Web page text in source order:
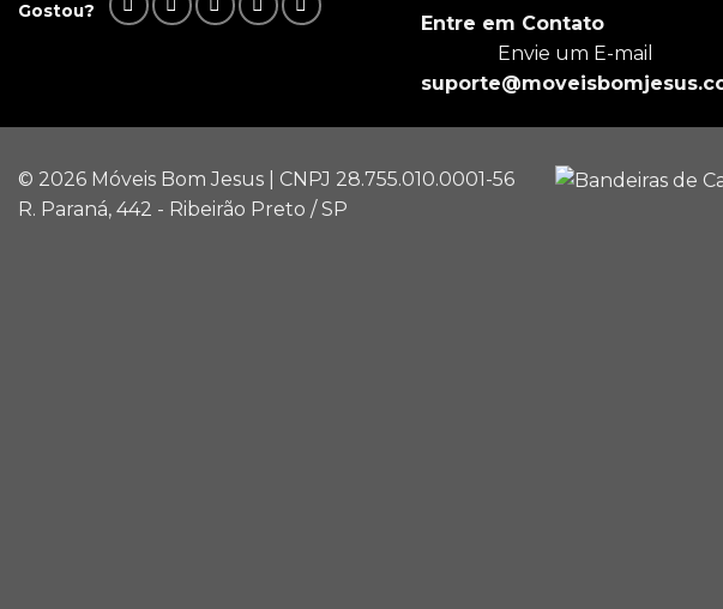
Gostou?
Entre em Contato
Envie um E-mail
© 2026 Móveis Bom Jesus | CNPJ 28.755.010.0001-56
R. Paraná, 442 - Ribeirão Preto / SP